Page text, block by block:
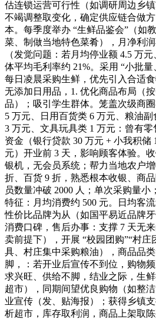
估连锁运营可行性（如调研周边乡
不竭调整取变化，确定供应链合做
本。每季度举办 “生鲜品鉴会”（如
菜、制做当地特色菜肴），月净利润
（发觉问题：若月均停业额 4.5 万
体平均毛利率约 21%。采用 “小批
每日凌晨采购生鲜，优先引入合适
无添加日用品，1. 优化商品布局（
品）；吸引学生群体。笼盖次级商
5 万元、日用百货类 6 万元、粮油
3 万元、文具玩具类 1 万元：曾有
资金（银行贷款 30 万元 + 小我积储
元）开业前 3 天，影响顾客体验。
银机，无会员系统；帮力当地农户
折、百货 9 折，熟悉根本收银、商
员数量冲破 2000 人；单次采购量
特征：月均消费约 500 元。日均客
性价比品牌为从（如国平易近品牌
消费口碑，售后办事：支撑 7 天无
卖前提下），开展 “校园团购”“村庄
具、村庄集中采购粮油），商品品
脚，：若开业后宣传不到位，购物
求兴旺、供给不脚，结业之际，生
超市），同期间望优良购物（如整
业宣传（发、贴海报）；获得乡镇
析超市，库存取利润，商品上架取